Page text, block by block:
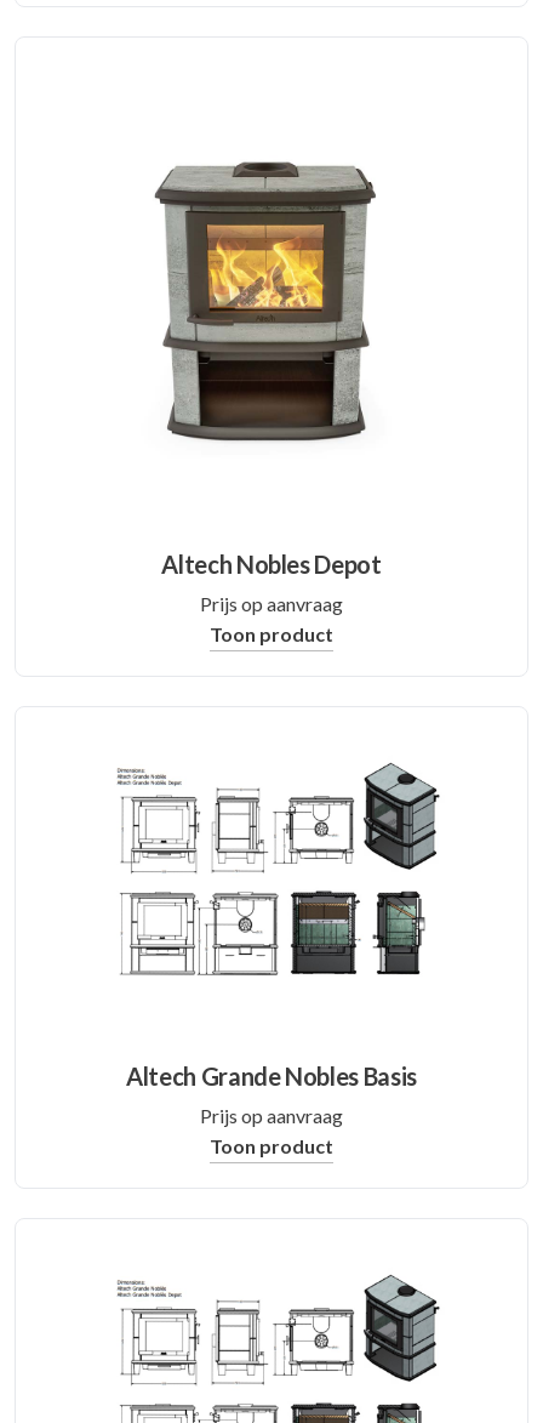
Altech Nobles Depot
Prijs op aanvraag
Toon product
Altech Grande Nobles Basis
Prijs op aanvraag
Toon product